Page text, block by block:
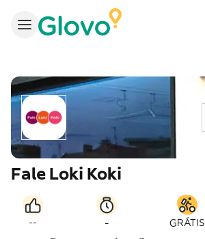
Fale Loki Koki
-- - GRÁTIS